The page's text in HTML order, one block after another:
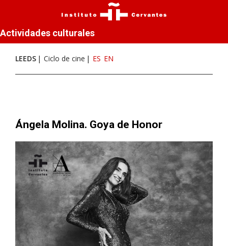
Actividades culturales
LEEDS Ciclo de cine ES EN
Ángela Molina. Goya de Honor